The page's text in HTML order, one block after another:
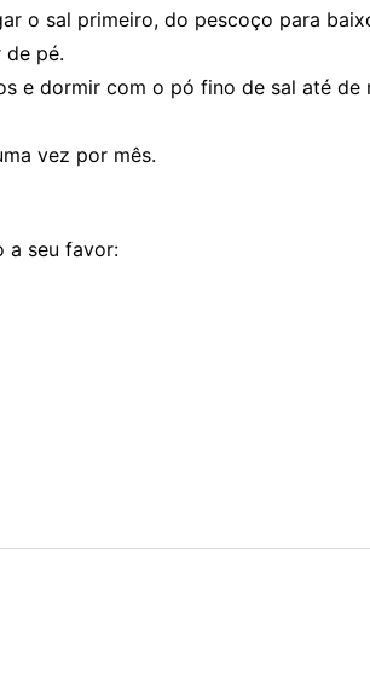
o sal primeiro, do pescoço para
pé.
e dormir com o pó fino de sal até de
vez por mês.
a seu favor: